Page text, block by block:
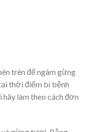
trên để ngâm gừng
thời điểm bị bệnh
làm theo cách đơn